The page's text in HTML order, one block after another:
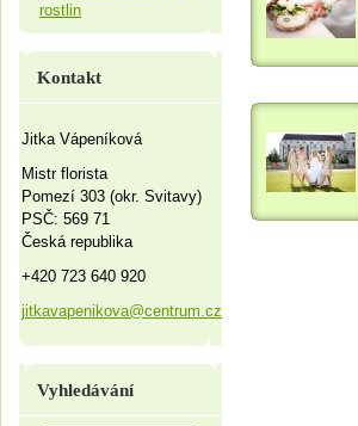
rostlin
Kontakt
Jitka Vápeníková
Mistr florista
Pomezí 303 (okr. Svitavy)
PSČ: 569 71
Česká republika
+420 723 640 920
jitkavapenikova@centrum.cz
Vyhledávání